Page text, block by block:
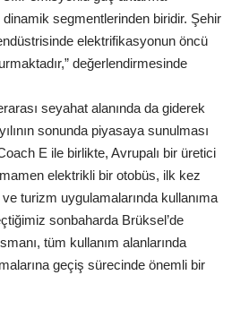
segmentlerinden biridir. Şehir
elektrifikasyonun öncü
değerlendirmesinde
seyahat alanında da giderek
sonunda piyasaya sunulması
E ile birlikte, Avrupalı bir üretici
elektrikli bir otobüs, ilk kez
turizm uygulamalarında kullanıma
sonbaharda Brüksel’de
tüm kullanım alanlarında
geçiş sürecinde önemli bir